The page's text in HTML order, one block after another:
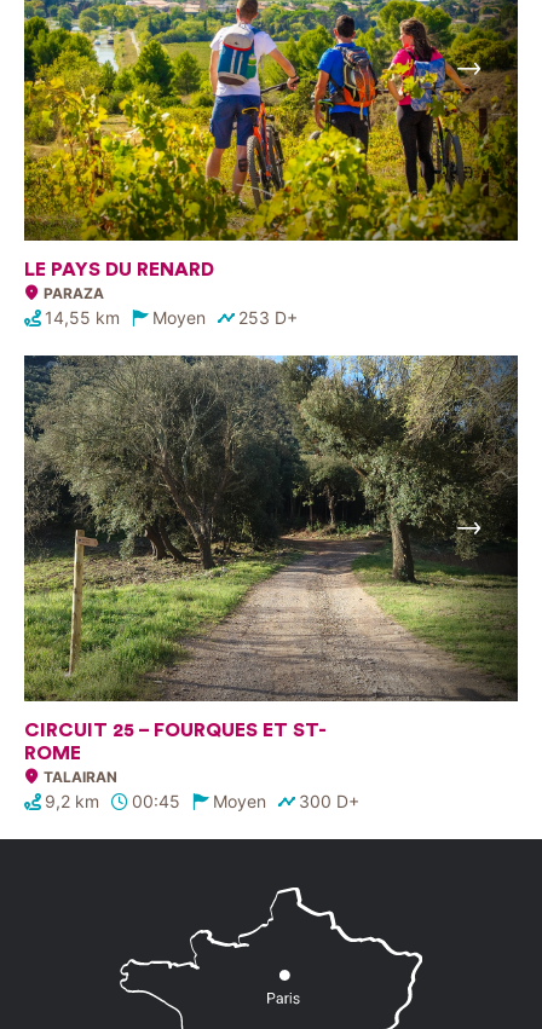
Suivant
LE PAYS DU RENARD
PARAZA
14,55 km Moyen 253 D+
Suivant
CIRCUIT 25 – FOURQUES ET ST-
ROME
TALAIRAN
9,2 km 00:45 Moyen 300 D+